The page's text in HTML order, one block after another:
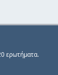
ερωτήματα.